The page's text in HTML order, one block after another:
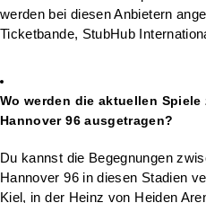
werden bei diesen Anbietern
Ticketbande, StubHub
Wo werden die aktuellen
Hannover 96 ausgetragen?
Du kannst die Begegnungen
Hannover 96 in diesen Stadien
Kiel, in der Heinz von Heiden